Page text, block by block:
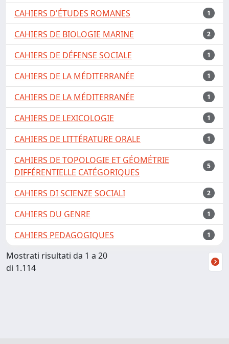
CAHIERS D'ÉTUDES ROMANES 1
CAHIERS DE BIOLOGIE MARINE 2
CAHIERS DE DÉFENSE SOCIALE 1
CAHIERS DE LA MÉDITERRANÉE 1
CAHIERS DE LA MÉDITERRANÉE 1
CAHIERS DE LEXICOLOGIE 1
CAHIERS DE LITTÉRATURE ORALE 1
CAHIERS DE TOPOLOGIE ET GÉOMÉTRIE
DIFFÉRENTIELLE CATÉGORIQUES
5
CAHIERS DI SCIENZE SOCIALI 2
CAHIERS DU GENRE 1
CAHIERS PEDAGOGIQUES 1
Mostrati risultati da 1 a 20
di 1.114